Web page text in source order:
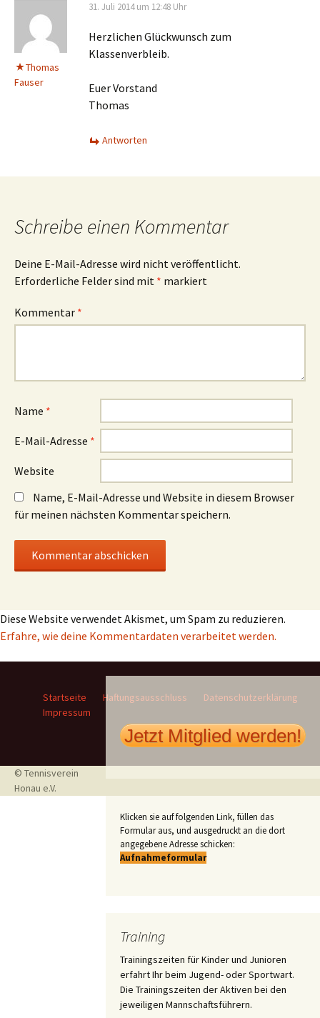
Thomas
Fauser
31. Juli 2014 um 12:48 Uhr
Herzlichen Glückwunsch zum
Klassenverbleib.
Euer Vorstand
Thomas
Antworten
Schreibe einen Kommentar
Deine E-Mail-Adresse wird nicht veröffentlicht.
Erforderliche Felder sind mit * markiert
Kommentar *
Name *
E-Mail-Adresse *
Website
Name, E-Mail-Adresse und Website in diesem Browser
für meinen nächsten Kommentar speichern.
Diese Website verwendet Akismet, um Spam zu reduzieren.
Erfahre, wie deine Kommentardaten verarbeitet werden.
Jetzt Mitglied werden!
Klicken sie auf folgenden Link, füllen das
Formular aus, und ausgedruckt an die dort
angegebene Adresse schicken:
Aufnahmeformular
Training
Trainingszeiten für Kinder und Junioren
erfahrt Ihr beim Jugend- oder Sportwart.
Die Trainingszeiten der Aktiven bei den
jeweiligen Mannschaftsführern.
Startseite Haftungsausschluss
Datenschutzerklärung
Impressum
© Tennisverein
Honau e.V.